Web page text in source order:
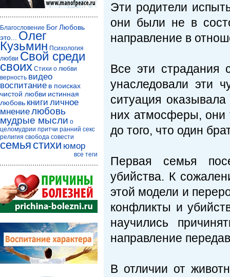
Эти родители
они были не в
направление в
Все эти страдания
унаследовали эти
ситуация
них атмосферы, они
до того, что один
Первая семья
убийства. К
этой модели и
конфликты и
научились
направление
В отличии от
Благословение БогЛюбовь
это...
Олег
Кузьмин Психология
любви Свой среди
своих Стихи о любви
верность видео
воспитание в поисках
чистой любви истинная
любовь книги личное
мнениелюбовь
мудрые мысли о
целомудрии притчи ранний секс
религия свобода совести
семья стихи юмор
все теги